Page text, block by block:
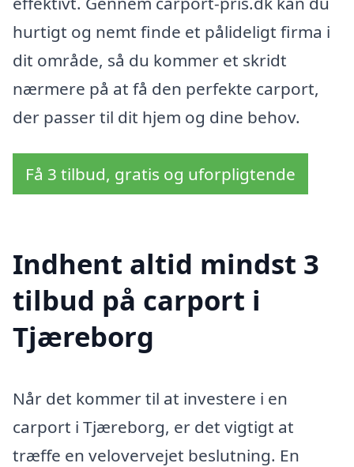
hurtigt og nemt finde et pålideligt firma i
dit område, så du kommer et skridt
nærmere på at få den perfekte carport,
der passer til dit hjem og dine behov.
Få 3 tilbud, gratis og uforpligtende
Indhent altid mindst 3
tilbud på carport i
Tjæreborg
Når det kommer til at investere i en
carport i Tjæreborg, er det vigtigt at
træffe en velovervejet beslutning. En